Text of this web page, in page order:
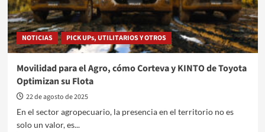
del
TC
en
La
Pampa
NOTICIAS PICK UPs, UTILITARIOS Y OTROS
Movilidad para el Agro, cómo Corteva y KINTO de Toyota
Optimizan su Flota
22 de agosto de 2025
En el sector agropecuario, la presencia en el territorio no es
solo un valor, es...